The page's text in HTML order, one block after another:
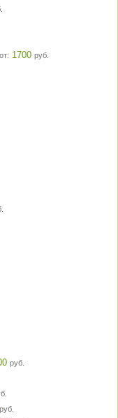
1700 руб.
руб.
руб.